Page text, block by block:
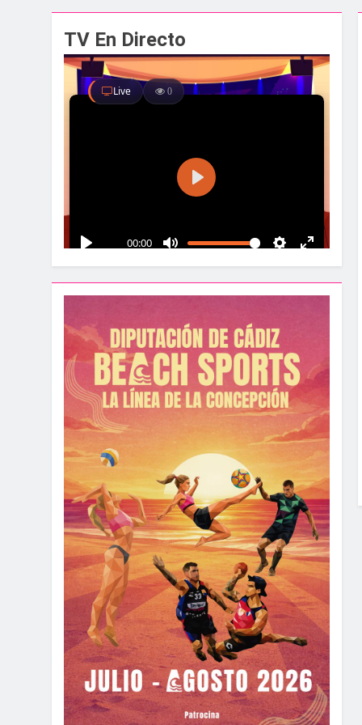
Santa Bárbara
2 Semanas Atrás
La Línea
Parques y
La Velada y
La
2 Semanas Atrás
Tráfico especial
2 Semanas Atrás
La feria se
TV En Directo